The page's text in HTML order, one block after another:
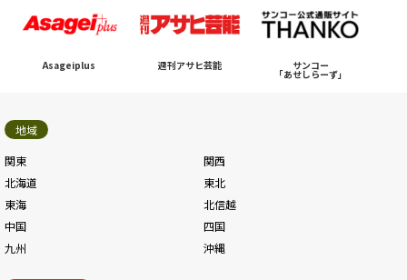
Asageiplus 週刊アサヒ芸能 サンコー
「あせしらーず」
地域
関東
関西
北海道
東北
東海
北信越
中国
四国
九州
沖縄